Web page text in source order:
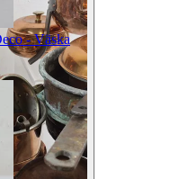
- Väska